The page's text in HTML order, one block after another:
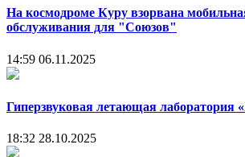
На космодроме Куру взорвана
обслуживания для "Союзов"
14:59 06.11.2025
Гиперзвуковая летающая лаборатория
18:32 28.10.2025